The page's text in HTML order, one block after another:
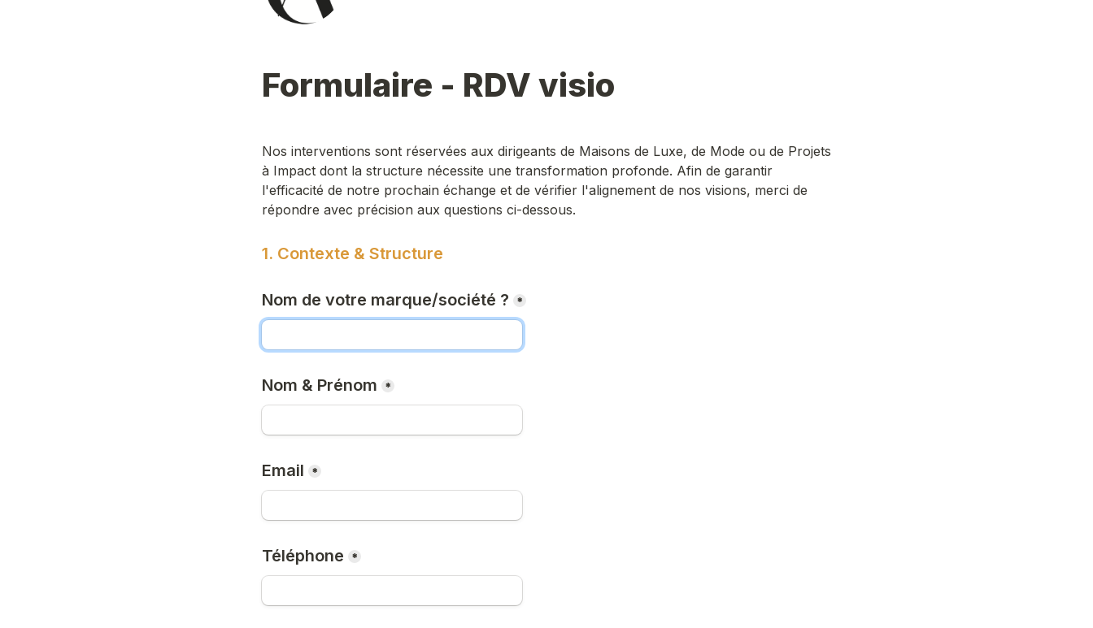
Formulaire - RDV visio
Nos interventions sont réservées aux dirigeants de Maisons de Luxe, de Mode ou de Projets
à Impact dont la structure nécessite une transformation profonde. Afin de garantir
l'efficacité de notre prochain échange et de vérifier l'alignement de nos visions, merci de
répondre avec précision aux questions ci-dessous.
1. Contexte & Structure
Nom de votre marque/société ? *
Nom & Prénom *
Email *
Téléphone *